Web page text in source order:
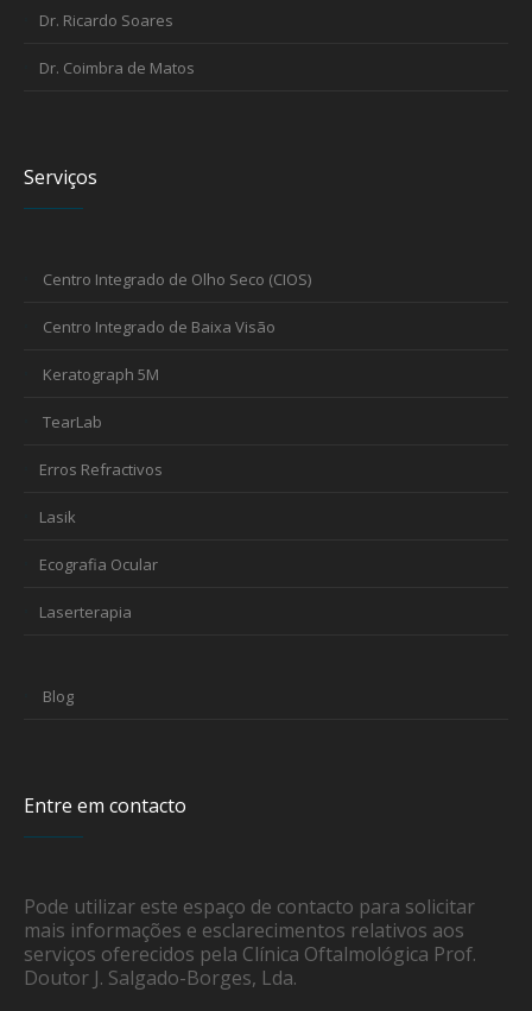
Dr. Ricardo Soares
Dr. Coimbra de Matos
Serviços
Centro Integrado de Olho Seco (CIOS)
Centro Integrado de Baixa Visão
Keratograph 5M
TearLab
Erros Refractivos
Lasik
Ecografia Ocular
Laserterapia
Blog
Entre em contacto
Pode utilizar este espaço de contacto para solicitar
mais informações e esclarecimentos relativos aos
serviços oferecidos pela Clínica Oftalmológica Prof.
Doutor J. Salgado-Borges, Lda.